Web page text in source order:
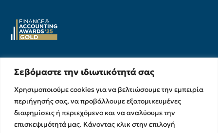
Σεβόμαστε την ιδιωτικότητά σας
Χρησιμοποιούμε cookies για να βελτιώσουμε την εμπειρία
περιήγησής σας, να προβάλλουμε εξατομικευμένες
διαφημίσεις ή περιεχόμενο και να αναλύουμε την
επισκεψιμότητά μας. Κάνοντας κλικ στην επιλογή
Υπηρεσίες
Διασφάλισης
Χρηματοικοικονομικές &
Συμβουλευτικές Υπηρεσίες
Υπηρεσίες Ανάπτυξης και
Σχετικά με εμάς
Η Ομάδα μας
Ευκαιρίες Καριέρας
Στρατηγικές Συνεργασίες